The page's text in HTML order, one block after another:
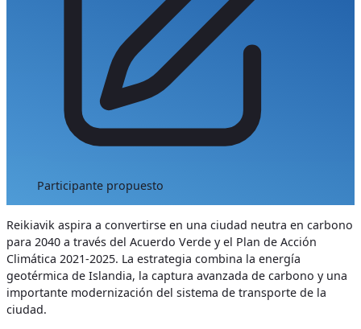
Participante propuesto
Reikiavik aspira a convertirse en una ciudad neutra en carbono
para 2040 a través del Acuerdo Verde y el Plan de Acción
Climática 2021-2025. La estrategia combina la energía
geotérmica de Islandia, la captura avanzada de carbono y una
importante modernización del sistema de transporte de la
ciudad.